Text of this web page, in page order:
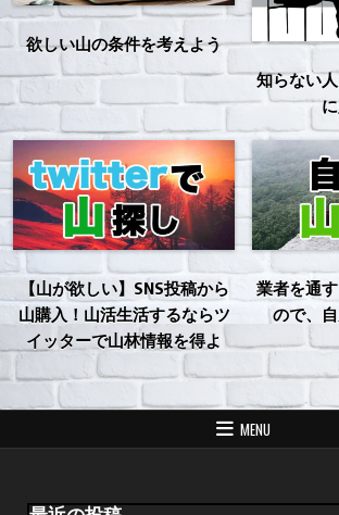
欲しい山の条件を考えよう
知らない
【山が欲しい】SNS投稿から
山購入！山活生活するならツ
イッターで山林情報を得よ
業者を通
ので、
MENU